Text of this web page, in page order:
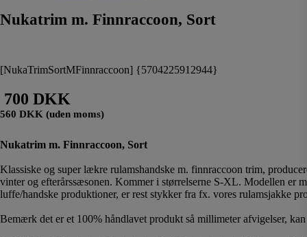
Nukatrim m. Finnraccoon, Sort
[NukaTrimSortMFinnraccoon] {5704225912944}
700 DKK
560 DKK (uden moms)
Nukatrim m. Finnraccoon, Sort
Klassiske og super lækre rulamshandske m. finnraccoon trim,
vinter og efterårssæsonen. Kommer i størrelserne S-XL. Modellen er
luffe/handske produktioner, er rest stykker fra fx. vores rulamsjakke
Bemærk det er et 100% håndlavet produkt så millimeter afvigelser, kan